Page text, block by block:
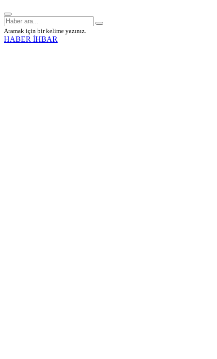
Aramak için bir kelime yazınız.
HABER İHBAR